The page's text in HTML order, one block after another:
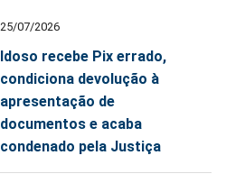
25/07/2026
Idoso recebe Pix errado,
condiciona devolução à
apresentação de
documentos e acaba
condenado pela Justiça